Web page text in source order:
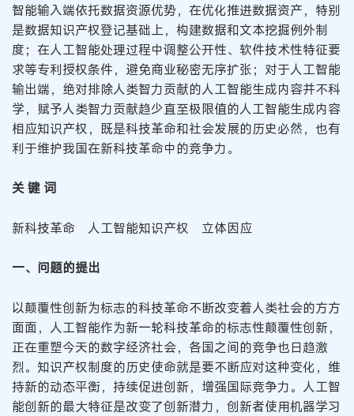
智能输入端依托数据资源优势，在优化推进数据资产，特别
是数据知识产权登记基础上，构建数据和文本挖掘例外制
度；在人工智能处理过程中调整公开性、软件技术性特征要
求等专利授权条件，避免商业秘密无序扩张；对于人工智能
输出端，绝对排除人类智力贡献的人工智能生成内容并不科
学，赋予人类智力贡献趋少直至极限值的人工智能生成内容
相应知识产权，既是科技革命和社会发展的历史必然，也有
利于维护我国在新科技革命中的竞争力。
关 键 词
新科技革命 人工智能知识产权 立体因应
一、问题的提出
以颠覆性创新为标志的科技革命不断改变着人类社会的方方
面面，人工智能作为新一轮科技革命的标志性颠覆性创新，
正在重塑今天的数字经济社会，各国之间的竞争也日趋激
烈。知识产权制度的历史使命就是要不断应对这种变化，维
持新的动态平衡，持续促进创新，增强国际竞争力。人工智
能创新的最大特征是改变了创新潜力，创新者使用机器学习